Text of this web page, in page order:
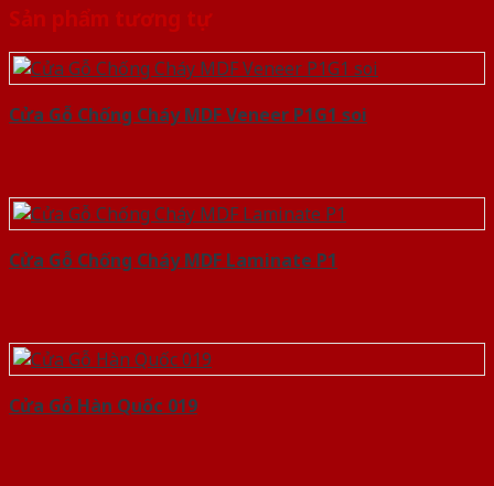
Sản phẩm tương tự
Cửa Gỗ Chống Cháy MDF Veneer P1G1 soi
Cửa Gỗ Chống Cháy MDF Laminate P1
Cửa Gỗ Hàn Quốc 019